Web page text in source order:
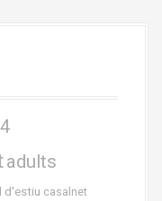
adults
d'estiu casalnet